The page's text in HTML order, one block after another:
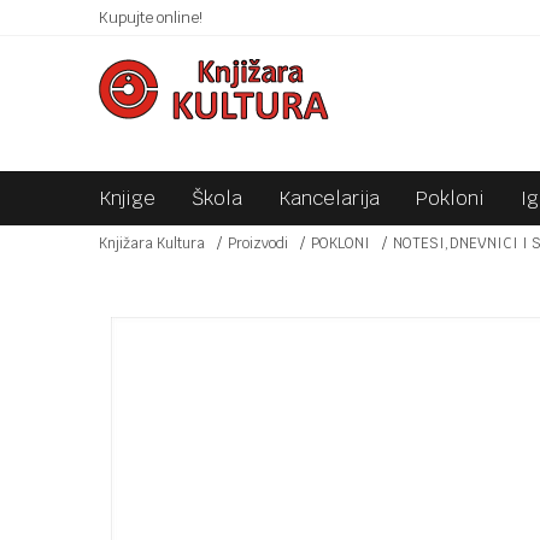
Kupujte online!SIGURNO PLAĆANJE PLATNIM KARTICAMA!
Knjige Škola Kancelarija Pokloni
Knjižara Kultura Proizvodi POKLONI NOTESI,DNEVNICI I